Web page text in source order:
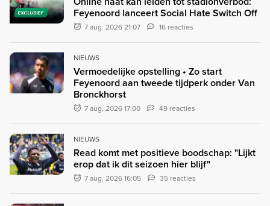
EXCLUSIEF
Feyenoord lanceert Social Hate Switch Off
7 aug. 2026 21:07 16 reacties
NIEUWS
Vermoedelijke opstelling • Zo start
Feyenoord aan tweede tijdperk onder Van
Bronckhorst
7 aug. 2026 17:00 49 reacties
NIEUWS
Read komt met positieve boodschap: "Lijkt
erop dat ik dit seizoen hier blijf"
7 aug. 2026 16:05 35 reacties